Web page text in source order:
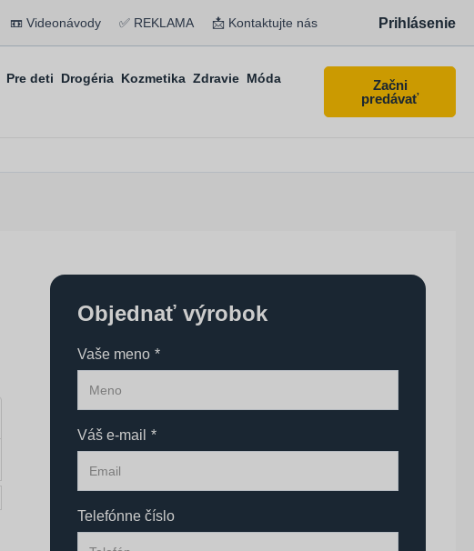
📼 Videonávody ✅ REKLAMA 📩 Kontaktujte nás Prihlásenie
Pre deti Drogéria Kozmetika Zdravie Móda
Začni
predávať
Objednať výrobok
Vaše meno *
Váš e-mail *
Telefónne číslo